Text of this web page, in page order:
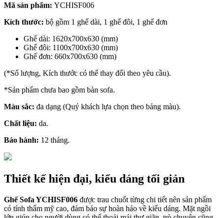
Mã sản phẩm: YCHISF006
Kích thước: bộ gồm 1 ghế dài, 1 ghế đôi, 1 ghế đơn
Ghế dài: 1620x700x630 (mm)
Ghế đôi: 1100x700x630 (mm)
Ghế đơn: 660x700x630 (mm)
(*Số lượng, Kích thước có thể thay đổi theo yêu cầu).
*Sản phẩm chưa bao gồm bàn sofa.
Màu sắc: đa dạng (Quý khách lựa chọn theo bảng màu).
Chất liệu: da.
Bảo hành: 12 tháng.
Thiết kế hiện đại, kiểu dáng tối giản
Ghế Sofa YCHISF006 được trau chuốt từng chi tiết nên sản phẩm
có tính thẩm mỹ cao, đảm bảo sự hoàn hảo về kiểu dáng. Mặt ngồi